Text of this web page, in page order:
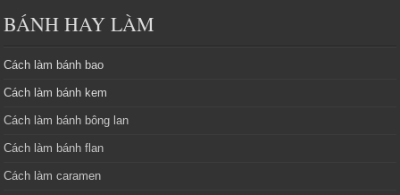
BÁNH HAY LÀM
Cách làm bánh bao
Cách làm bánh kem
Cách làm bánh bông lan
Cách làm bánh flan
Cách làm caramen